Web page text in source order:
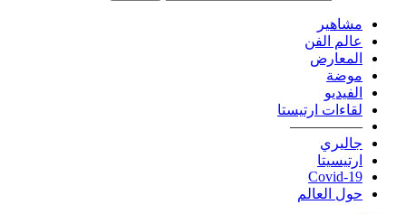
مشاهير
عالم الفن
المعارض
موضة
الفيديو
لقاءات ارتيستا
—————
جاليري
ارتيسيتا
Covid-19
حول العالم